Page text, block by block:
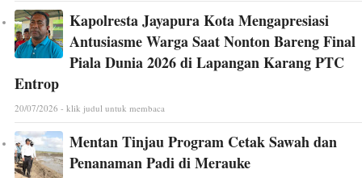
Kapolresta Jayapura Kota Mengapresiasi
Antusiasme Warga Saat Nonton Bareng Final
Piala Dunia 2026 di Lapangan Karang PTC
Entrop
20/07/2026 - klik judul untuk membaca
Mentan Tinjau Program Cetak Sawah dan
Penanaman Padi di Merauke